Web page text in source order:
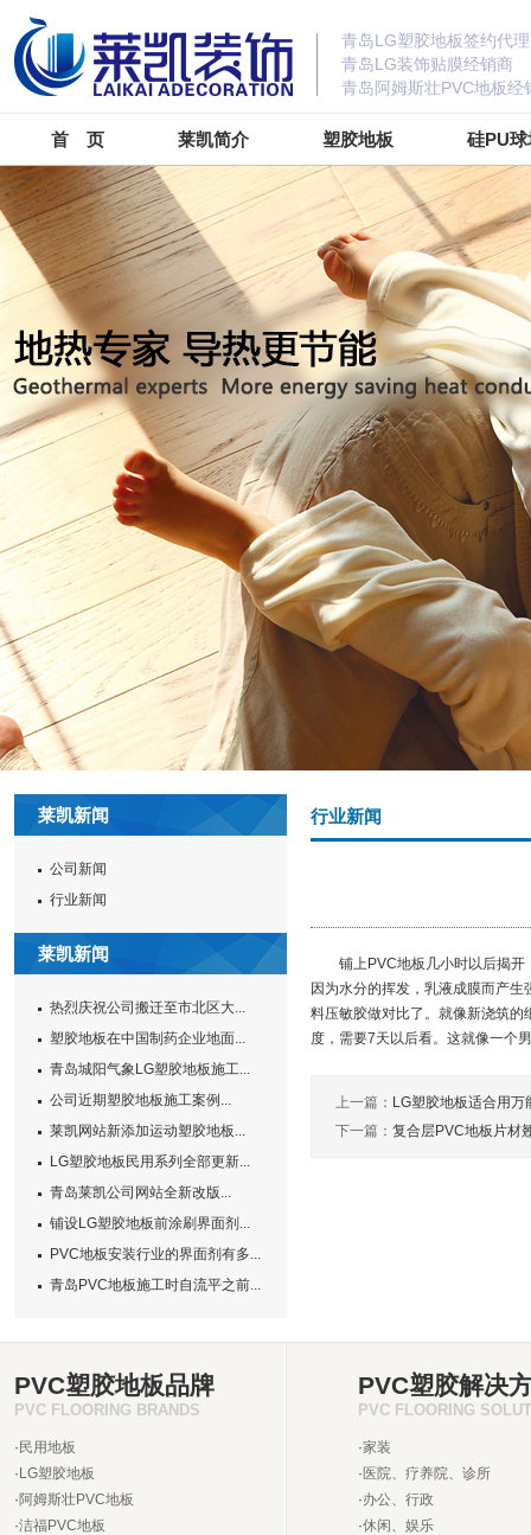
青岛LG塑胶地板签约代
青岛LG装饰贴膜经销商
青岛阿姆斯壮PVC地板经
首 页 莱凯简介 塑胶地板 硅PU球
莱凯新闻
公司新闻
行业新闻
莱凯新闻
热烈庆祝公司搬迁至市北区大...
塑胶地板在中国制药企业地面...
青岛城阳气象LG塑胶地板施工...
公司近期塑胶地板施工案例...
莱凯网站新添加运动塑胶地板...
LG塑胶地板民用系列全部更新...
青岛莱凯公司网站全新改版...
铺设LG塑胶地板前涂刷界面剂...
PVC地板安装行业的界面剂有多...
青岛PVC地板施工时自流平之前...
行业新闻
铺上PVC地板几小时以后揭开，
因为水分的挥发，乳液成膜而产
料压敏胶做对比了。就像新浇筑
度，需要7天以后看。这就像一个
上一篇： LG塑胶地板适合用万
下一篇： 复合层PVC地板片材
PVC塑胶地板品牌
PVC FLOORING BRANDS
· 民用地板
· LG塑胶地板
·阿姆斯壮PVC地板
·洁福PVC地板
PVC塑胶解决
PVC FLOORING
·家装
· 医院、疗养院、诊所
·办公、行政
·休闲、娱乐